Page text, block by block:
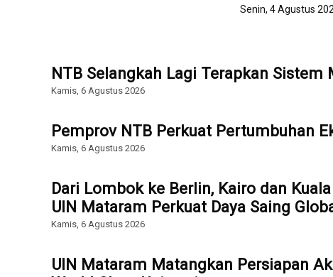
Senin, 4 Agustus
NTB Selangkah Lagi Terapkan Sistem
Kamis, 6 Agustus 2026
Pemprov NTB Perkuat Pertumbuhan
Kamis, 6 Agustus 2026
Dari Lombok ke Berlin, Kairo dan
UIN Mataram Perkuat Daya Saing
Kamis, 6 Agustus 2026
UIN Mataram Matangkan Persiapan